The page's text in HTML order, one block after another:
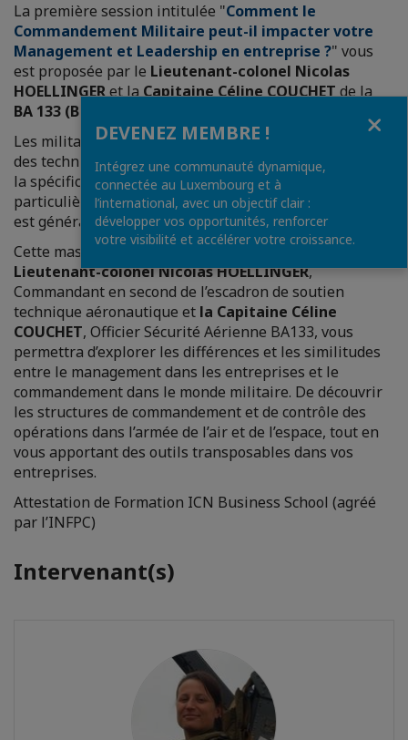
La première session intitulée "Comment le
Commandement Militaire peut-il impacter votre
Management et Leadership en entreprise ?" vous
est proposée par le Lieutenant-colonel Nicolas
HOELLINGERet la Capitaine Céline COUCHET de la
BA 133 (Base Aérienne de Nancy-Ochey)
Les militaires utilisent largement et quotidiennement
des techniques de management issues du monde civil,
la spécificité du métier des armes impose une méthode
particulière pour mener des hommes. Cette méthode
est généralement appelée le commandement.
Cette masterclass interactive, animée par le
Lieutenant-colonel Nicolas HOELLINGER,
Commandant en second de l’escadron de soutien
technique aéronautique et la Capitaine Céline
COUCHET, Officier Sécurité Aérienne BA133, vous
permettra d’explorer les différences et les similitudes
entre le management dans les entreprises et le
commandement dans le monde militaire. De découvrir
les structures de commandement et de contrôle des
opérations dans l’armée de l’air et de l’espace, tout en
vous apportant des outils transposables dans vos
entreprises.
Attestation de Formation ICN Business School (agréé
par l’INFPC)
Intervenant(s)
DEVENEZ MEMBRE !
Intégrez une communauté dynamique,
connectée au Luxembourg et à
l’international, avec un objectif clair :
développer vos opportunités, renforcer
votre visibilité et accélérer votre croissance.